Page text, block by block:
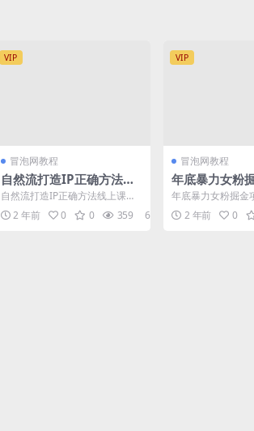
VIP
冒泡网教程
自然流打造IP正确方法线
上课，自然流短视频教程
自然流打造IP正确方法线上课，
自然流短视频教程 课程内容：
1、先导片，什么是自...
2 年前 0 0 359 6
VIP
冒泡网教程
年底暴力女粉
变现1.5W+【
网-优质付费教
目大全
年底暴力女粉掘金
5W+【揭秘】 项目
底这个时间，用女...
2 年前 0